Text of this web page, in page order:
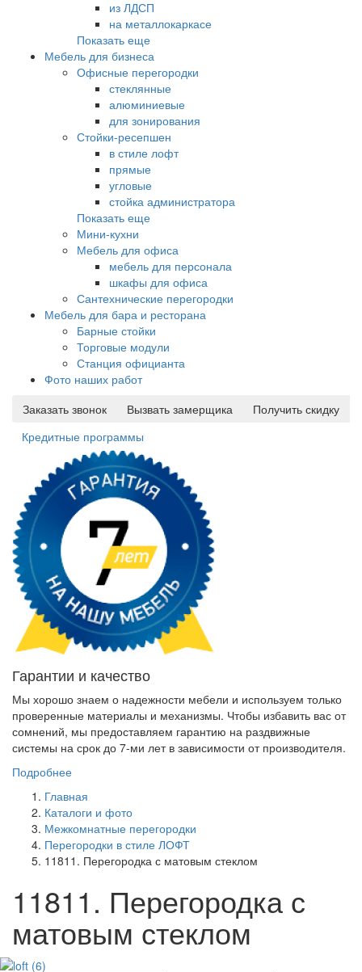
из ЛДСП
на металлокаркасе
Показать еще
Мебель для бизнеса
Офисные перегородки
стеклянные
алюминиевые
для зонирования
Стойки-ресепшен
в стиле лофт
прямые
угловые
стойка администратора
Показать еще
Мини-кухни
Мебель для офиса
мебель для персонала
шкафы для офиса
Сантехнические перегородки
Мебель для бара и ресторана
Барные стойки
Торговые модули
Станция официанта
Фото наших работ
Заказать звонок
Вызвать замерщика
Получить скидку
Кредитные программы
Гарантии и качество
Мы хорошо знаем о надежности мебели и используем только
проверенные материалы и механизмы. Чтобы избавить вас от
сомнений, мы предоставляем гарантию на раздвижные
системы на срок до 7-ми лет в зависимости от производителя.
Подробнее
Главная
Каталоги и фото
Межкомнатные перегородки
Перегородки в стиле ЛОФТ
11811. Перегородка с матовым стеклом
11811. Перегородка с
матовым стеклом